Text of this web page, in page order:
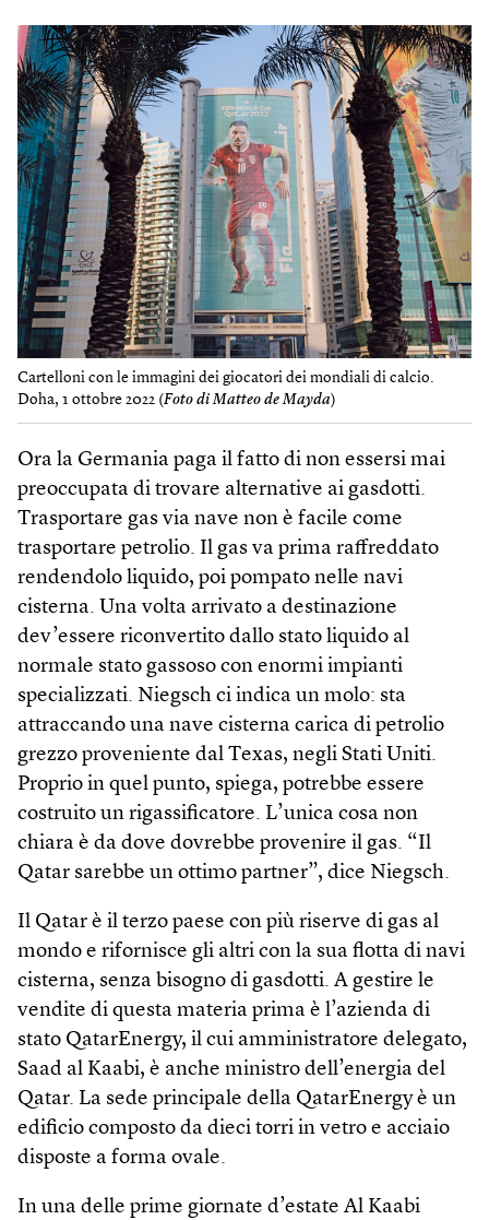
Cartelloni con le immagini dei giocatori dei mondiali di calcio.
Doha, 1 ottobre 2022 (Foto di Matteo de Mayda)
Ora la Germania paga il fatto di non essersi mai
preoccupata di trovare alternative ai gasdotti.
Trasportare gas via nave non è facile come
trasportare petrolio. Il gas va prima raffreddato
rendendolo liquido, poi pompato nelle navi
cisterna. Una volta arrivato a destinazione
dev’essere riconvertito dallo stato liquido al
normale stato gassoso con enormi impianti
specializzati. Niegsch ci indica un molo: sta
attraccando una nave cisterna carica di petrolio
grezzo proveniente dal Texas, negli Stati Uniti.
Proprio in quel punto, spiega, potrebbe essere
costruito un rigassificatore. L’unica cosa non
chiara è da dove dovrebbe provenire il gas. “Il
Qatar sarebbe un ottimo partner”, dice Niegsch.
Il Qatar è il terzo paese con più riserve di gas al
mondo e rifornisce gli altri con la sua flotta di navi
cisterna, senza bisogno di gasdotti. A gestire le
vendite di questa materia prima è l’azienda di
stato Qatar­Energy, il cui amministratore delegato,
Saad al Kaabi, è anche ministro dell’energia del
Qatar. La sede principale della QatarEnergy è un
edificio composto da dieci torri in vetro e acciaio
disposte a forma ovale.
In una delle prime giornate d’estate Al Kaabi